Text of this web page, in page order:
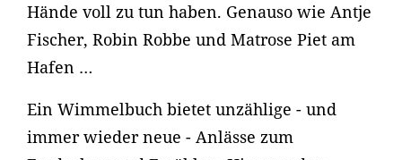
Hände voll zu tun haben. Genauso wie Antje
Fischer, Robin Robbe und Matrose Piet am
Hafen …
Ein Wimmelbuch bietet unzählige - und
immer wieder neue - Anlässe zum